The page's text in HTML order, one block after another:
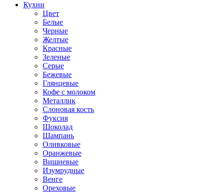
Кухни
Цвет
Белые
Черные
Желтые
Красные
Зеленые
Серые
Бежевые
Глянцевые
Кофе с молоком
Металлик
Слоновая кость
Фуксия
Шоколад
Шампань
Оливковые
Оранжевые
Вишневые
Изумрудные
Венге
Ореховые